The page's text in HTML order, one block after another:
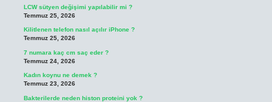
LCW sütyen değişimi yapılabilir mi ?
Temmuz 25, 2026
Kilitlenen telefon nasıl açılır iPhone ?
Temmuz 25, 2026
7 numara kaç cm saç eder ?
Temmuz 24, 2026
Kadın koynu ne demek ?
Temmuz 23, 2026
Bakterilerde neden histon proteini yok ?